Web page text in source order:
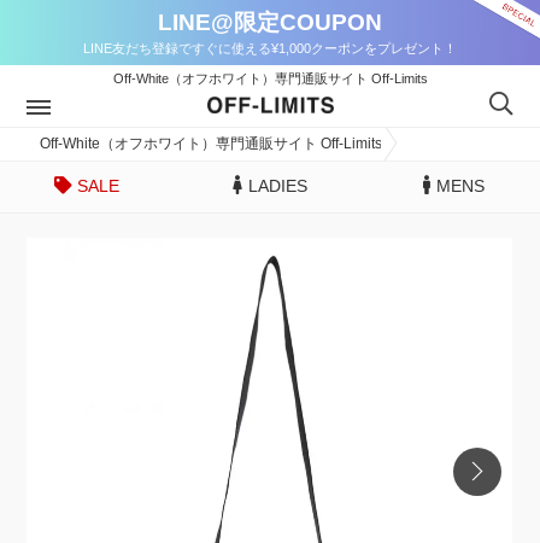
LINE@限定COUPON
LINE友だち登録ですぐに使える¥1,000クーポンをプレゼント！
Off-White（オフホワイト）専門通販サイト Off-Limits
Off-White（オフホワイト）専門通販サイト Off-Limits
SALE LADIES MENS